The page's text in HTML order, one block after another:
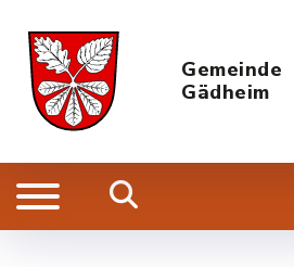
Gemeinde
Gädheim